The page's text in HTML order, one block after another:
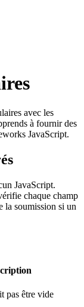
avec les
à fournir des
JavaScript.
JavaScript.
chaque champ
la soumission si un
pas être vide